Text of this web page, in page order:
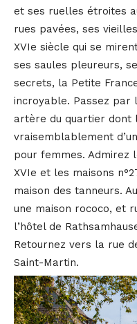
et ses ruelles étroites
rues pavées, ses
XVIe siècle qui se
ses saules pleureurs,
secrets, la Petite
incroyable. Passez par
artère du quartier dont
vraisemblablement
pour femmes. Admirez
XVIe et les maisons
maison des tanneurs.
une maison rococo, et
l’hôtel de
Retournez vers la rue
Saint-Martin.